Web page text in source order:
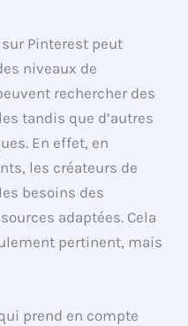
Pinterest peut
niveaux de
rechercher des
tandis que d’autres
En effet, en
les créateurs de
besoins des
adaptées. Cela
pertinent, mais
prend en compte